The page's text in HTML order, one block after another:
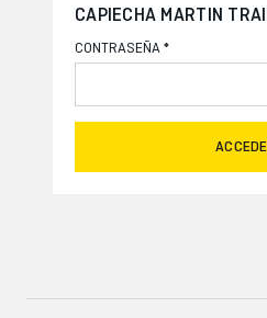
CAPIECHA MARTIN
CONTRASEÑA *